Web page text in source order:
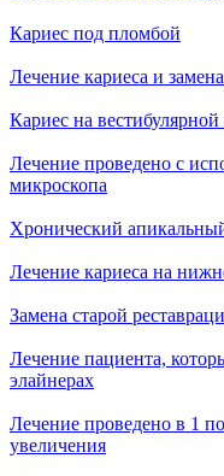
Кариес под пломбой
Лечение кариеса и
Кариес на
Лечение проведено с
микроскопа
Хронический
Лечение кариеса на
Замена старой
Лечение пациента,
элайнерах
Лечение проведено в 1
увеличения